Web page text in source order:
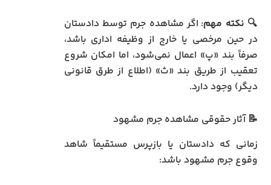
🔍 نکته مهم: اگر مشاهده جرم توسط دادستان
در حین مرخصی یا خارج از وظیفه اداری باشد،
صرفاً بند «پ» اعمال نمی‌شود، اما امکان شروع
تعقیب از طریق بند «ث» (اطلاع از طرق قانونی
دیگر) وجود دارد.
📝 آثار حقوقی مشاهده جرم مشهود
زمانی که دادستان یا بازپرس مستقیماً شاهد
وقوع جرم مشهود باشد: